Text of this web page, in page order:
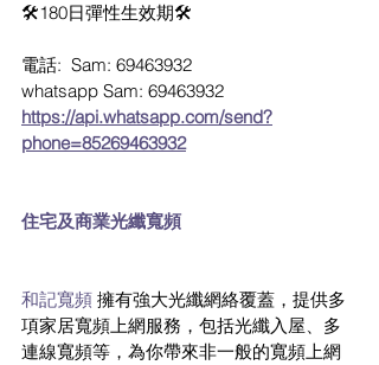
🛠️180日彈性生效期🛠
電話: Sam: 69463932
whatsapp Sam: 69463932
https://api.whatsapp.com/send?
phone=85269463932
住宅及商業光纖寬頻
和記寬頻 擁有強大光纖網絡覆蓋，提供多
項家居寬頻上網服務，包括光纖入屋、多
連線寬頻等，為你帶來非一般的寬頻上網